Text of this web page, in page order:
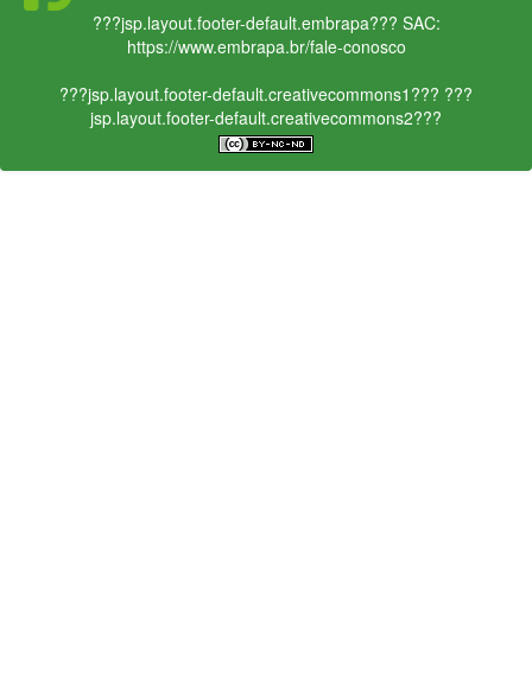
???jsp.layout.footer-default.embrapa??? SAC:
https://www.embrapa.br/fale-conosco
???jsp.layout.footer-default.creativecommons1??? ???
jsp.layout.footer-default.creativecommons2???